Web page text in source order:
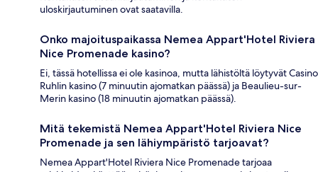
uloskirjautuminen ovat saatavilla.
Onko majoituspaikassa Nemea Appart'Hotel Riviera
Nice Promenade kasino?
Ei, tässä hotellissa ei ole kasinoa, mutta lähistöltä löytyvät Casino
Ruhlin kasino (7 minuutin ajomatkan päässä) ja Beaulieu-sur-
Merin kasino (18 minuutin ajomatkan päässä).
Mitä tekemistä Nemea Appart'Hotel Riviera Nice
Promenade ja sen lähiympäristö tarjoavat?
Nemea Appart'Hotel Riviera Nice Promenade tarjoaa